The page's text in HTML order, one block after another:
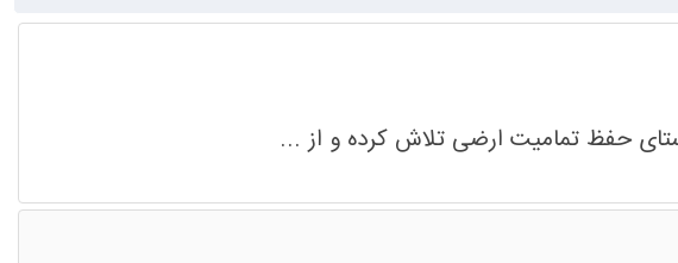
حفظ تمامیت ارضی تلاش کرده و از ...